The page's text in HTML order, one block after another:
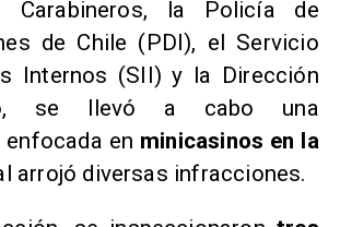
Carabineros, la Policía de
de Chile (PDI), el Servicio
Internos (SII) y la Dirección
se llevó a cabo una
enfocada en minicasinos en la
arrojó diversas infracciones.